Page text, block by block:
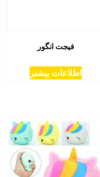
فیجت انگور
اطلاعات بیشتر